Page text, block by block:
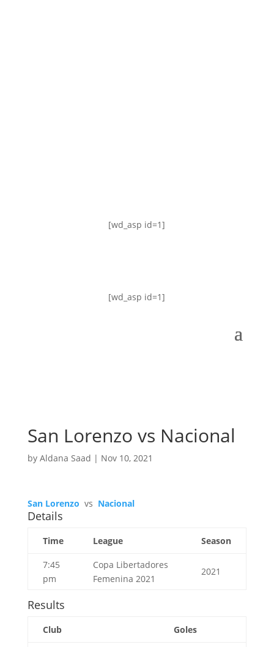
[wd_asp id=1]
[wd_asp id=1]
San Lorenzo vs Nacional
by Aldana Saad | Nov 10, 2021
San Lorenzo vs Nacional
Details
Time League Season
7:45
pm
Copa Libertadores
Femenina 2021
2021
Results
Club Goles